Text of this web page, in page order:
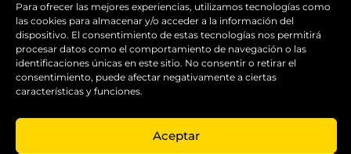
Para ofrecer las mejores experiencias, utilizamos tecnologías como
las cookies para almacenar y/o acceder a la información del
dispositivo. El consentimiento de estas tecnologías nos permitirá
procesar datos como el comportamiento de navegación o las
identificaciones únicas en este sitio. No consentir o retirar el
consentimiento, puede afectar negativamente a ciertas
características y funciones.
Aceptar
deportivos
para todas las
disciplinas,
garantizando
la calidad y el
servicio.